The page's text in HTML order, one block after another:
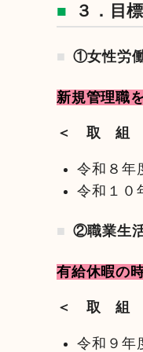
３．目標
①女性労
新規管理職
＜ 取 組
令和８年
令和１０
②職業生
有給休暇の
＜ 取 組
令和９年